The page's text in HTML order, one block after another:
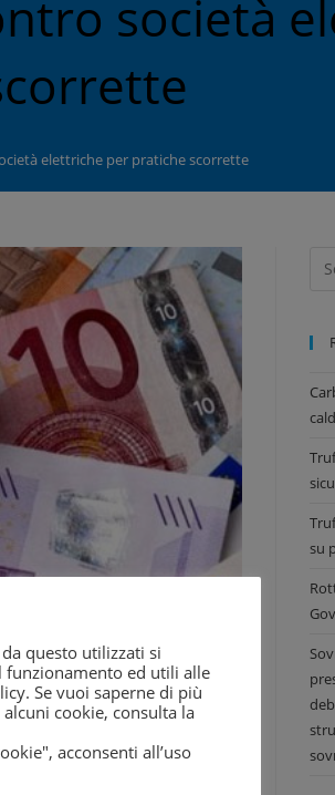
società
elettriche per pratiche scorrette
Energia, Hera ed Eni
scorette:attivazioni non
del Consumo – dichiara
su
questo utilizzati si
funzionamento ed utili alle
Se vuoi saperne di più
cookie, consulta la
acconsenti all’uso